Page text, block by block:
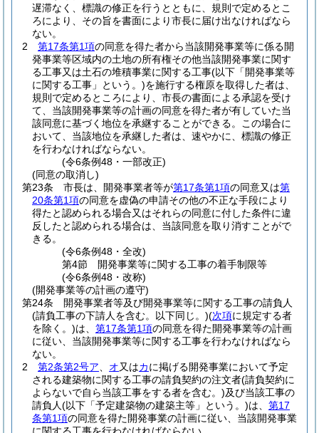
遅滞なく、標識の修正を行うとともに、規則で定めるとこ
ろにより、その旨を書面により市長に届け出なければなら
ない。
2
第17条第1項の同意を得た者から当該開発事業等に係る開
発事業等区域内の土地の所有権その他当該開発事業に関す
る工事又は土石の堆積事業に関する工事(以下「開発事業等
に関する工事」という。)を施行する権原を取得した者は、
規則で定めるところにより、市長の書面による承認を受け
て、当該開発事業等の計画の同意を得た者が有していた当
該同意に基づく地位を承継することができる。
この場合に
おいて、当該地位を承継した者は、速やかに、標識の修正
を行わなければならない。
(令6条例48・一部改正)
(同意の取消し)
第23条
市長は、開発事業者等が第17条第1項の同意又は第
20条第1項の同意を虚偽の申請その他の不正な手段により
得たと認められる場合又はそれらの同意に付した条件に違
反したと認められる場合は、当該同意を取り消すことがで
きる。
(令6条例48・全改)
第4節
開発事業等に関する工事の着手制限等
(令6条例48・改称)
(開発事業等の計画の遵守)
第24条
開発事業者等及び開発事業等に関する工事の請負人
(請負工事の下請人を含む。以下同じ。)(次項に規定する者
を除く。)は、 第17条第1項の同意を得た開発事業等の計画
に従い、当該開発事業等に関する工事を行わなければなら
ない。
2
第2条第2号ア オ又はカに掲げる開発事業において予定
される建築物に関する工事の請負契約の注文者(請負契約に
よらないで自ら当該工事をする者を含む。)及び当該工事の
請負人(以下「予定建築物の建築主等」という。)は、 第17
条第1項の同意を得た開発事業の計画に従い、当該開発事業
に関する工事を行わなければならない。